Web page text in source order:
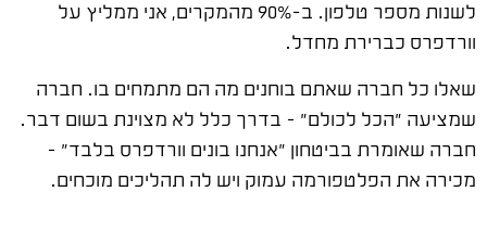
לשנות מספר טלפון. ב-90% מהמקרים, אני ממליץ על
וורדפרס כברירת מחדל.
שאלו כל חברה שאתם בוחנים מה הם מתמחים בו. חברה
שמציעה "הכל לכולם" – בדרך כלל לא מצוינת בשום דבר.
חברה שאומרת בביטחון "אנחנו בונים וורדפרס בלבד" –
מכירה את הפלטפורמה עמוק ויש לה תהליכים מוכחים.